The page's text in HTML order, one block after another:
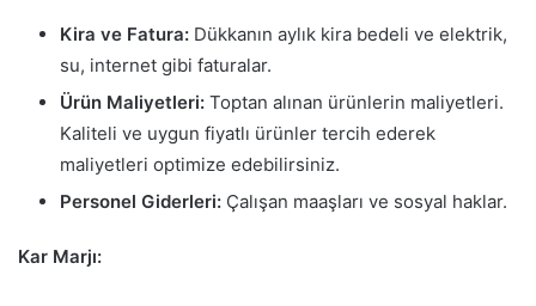
Kira ve Fatura: Dükkanın aylık kira bedeli ve elektrik,
su, internet gibi faturalar.
Ürün Maliyetleri: Toptan alınan ürünlerin maliyetleri.
Kaliteli ve uygun fiyatlı ürünler tercih ederek
maliyetleri optimize edebilirsiniz.
Personel Giderleri: Çalışan maaşları ve sosyal haklar.
Kar Marjı: